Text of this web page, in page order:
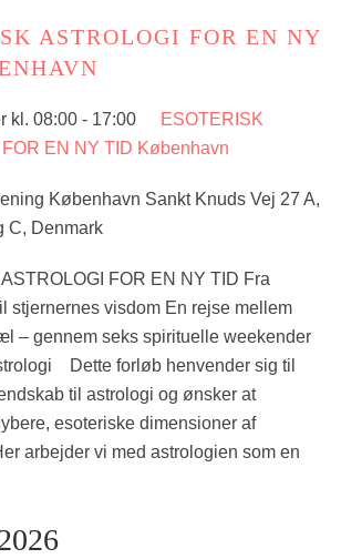
ASTROLOGI FOR EN NY
kl. 08:00 - 17:00
ESOTERISK
EN NY TID København
København Sankt Knuds Vej 27 A,
C, Denmark
FOR EN NY TID Fra
stjernernes visdom En rejse mellem
– gennem seks spirituelle weekender
Dette forløb henvender sig til
til astrologi og ønsker at
esoteriske dimensioner af
arbejder vi med astrologien som en